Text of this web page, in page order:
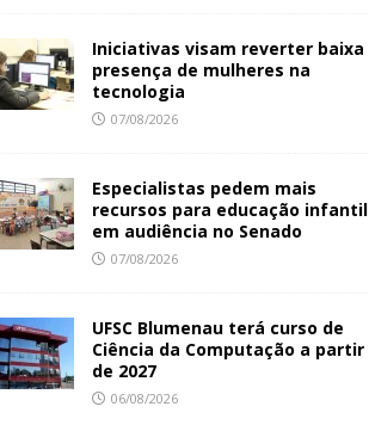
Iniciativas visam reverter baixa
presença de mulheres na
tecnologia
07/08/2026
Especialistas pedem mais
recursos para educação infantil
em audiência no Senado
07/08/2026
UFSC Blumenau terá curso de
Ciência da Computação a partir
de 2027
06/08/2026